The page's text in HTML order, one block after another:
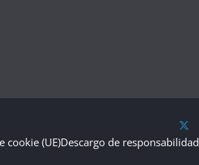
cookie (UE)Descargo de responsabilidad